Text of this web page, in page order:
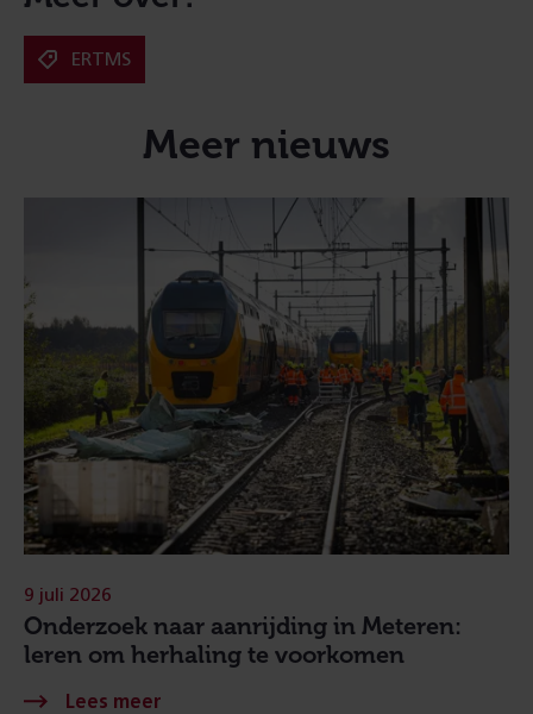
ERTMS
Meer nieuws
Onderzoek naar aanrijding in Meteren:
leren om herhaling te voorkomen
9 juli 2026